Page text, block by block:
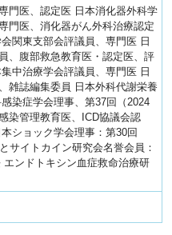
門医、認定医 日本消化器外科学
門医、消化器がん外科治療認定
関東支部会評議員、専門医 日
、腹部救急教育医・認定医、評
集中治療学会評議員、専門医 日
雑誌編集委員 日本外科代謝栄養
感染症学会理事、第37回（2024
染管理教育医、ICD協議会認
本ショック学会理事：第30回
サイトカイン研究会名誉会員：
エンドトキシン血症救命治療研